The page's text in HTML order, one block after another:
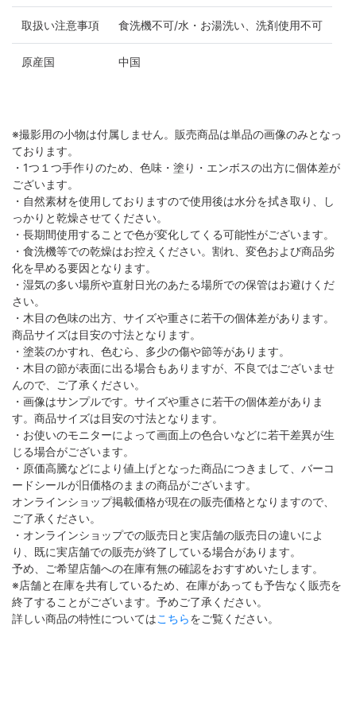
取扱い注意事項 食洗機不可/水・お湯洗い、洗剤使用不可
原産国 中国
※撮影用の小物は付属しません。販売商品は単品の画像のみとなっ
ております。
・1つ１つ手作りのため、色味・塗り・エンボスの出方に個体差が
ございます。
・自然素材を使用しておりますので使用後は水分を拭き取り、し
っかりと乾燥させてください。
・長期間使用することで色が変化してくる可能性がございます。
・食洗機等での乾燥はお控えください。割れ、変色および商品劣
化を早める要因となります。
・湿気の多い場所や直射日光のあたる場所での保管はお避けくだ
さい。
・木目の色味の出方、サイズや重さに若干の個体差があります。
商品サイズは目安の寸法となります。
・塗装のかすれ、色むら、多少の傷や節等があります。
・木目の節が表面に出る場合もありますが、不良ではございませ
んので、ご了承ください。
・画像はサンプルです。サイズや重さに若干の個体差がありま
す。商品サイズは目安の寸法となります。
・お使いのモニターによって画面上の色合いなどに若干差異が生
じる場合がございます。
・原価高騰などにより値上げとなった商品につきまして、バーコ
ードシールが旧価格のままの商品がございます。
オンラインショップ掲載価格が現在の販売価格となりますので、
ご了承ください。
・オンラインショップでの販売日と実店舗の販売日の違いによ
り、既に実店舗での販売が終了している場合があります。
予め、ご希望店舗への在庫有無の確認をおすすめいたします。
※店舗と在庫を共有しているため、在庫があっても予告なく販売を
終了することがございます。予めご了承ください。
詳しい商品の特性についてはこちらをご覧ください。